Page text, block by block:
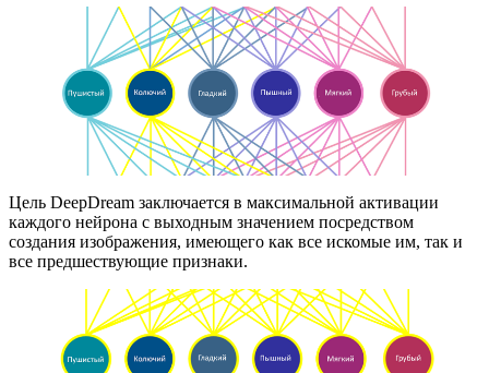
Цель DeepDream заключается в максимальной активации
каждого нейрона с выходным значением посредством
создания изображения, имеющего как все искомые им, так и
все предшествующие признаки.